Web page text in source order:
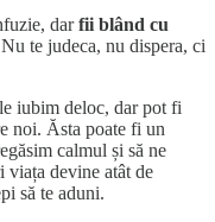
darfii blând cu
te judeca, nu dispera, ci
iubim deloc, dar pot fi
noi. Ăsta poate fi un
calmul și să ne
devine atât de
să te aduni.